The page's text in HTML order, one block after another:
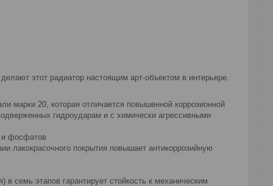
этот радиатор настоящим арт-объектом в интерьере.
марки 20, которая отличается повышенной коррозионной
гидроударам и с химически агрессивными
и фосфатов
лакокрасочного покрытия повышает антикоррозийную
семь этапов гарантирует стойкость к механическим